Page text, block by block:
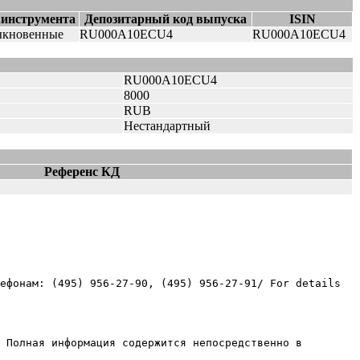
Депозитарный код выпуска
ISIN
RU000A10ECU4 RU000A10ECU4
RU000A10ECU4
8000
RUB
Нестандартный
Референс КД
(495) 956-27-90, (495) 956-27-91/ For details
информация содержится непосредственно в